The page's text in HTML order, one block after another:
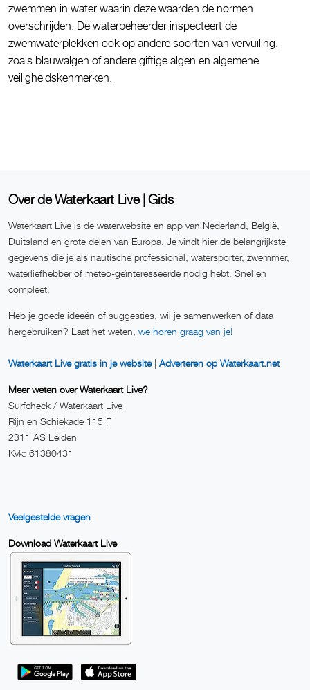
zwemmen in water waarin deze waarden de normen
overschrijden. De waterbeheerder inspecteert de
zwemwaterplekken ook op andere soorten van vervuiling,
zoals blauwalgen of andere giftige algen en algemene
veiligheidskenmerken.
Over de Waterkaart Live | Gids
Waterkaart Live is de waterwebsite en app van Nederland, België,
Duitsland en grote delen van Europa. Je vindt hier de belangrijkste
gegevens die je als nautische professional, watersporter, zwemmer,
waterliefhebber of meteo-geïnteresseerde nodig hebt. Snel en
compleet.
Heb je goede ideeën of suggesties, wil je samenwerken of data
hergebruiken? Laat het weten, we horen graag van je!
Waterkaart Live gratis in je website| Adverteren op Waterkaart.net
Meer weten over Waterkaart Live?
Surfcheck / Waterkaart Live
Rijn en Schiekade 115 F
2311 AS Leiden
Kvk: 61380431
Veelgestelde vragen
Download Waterkaart Live